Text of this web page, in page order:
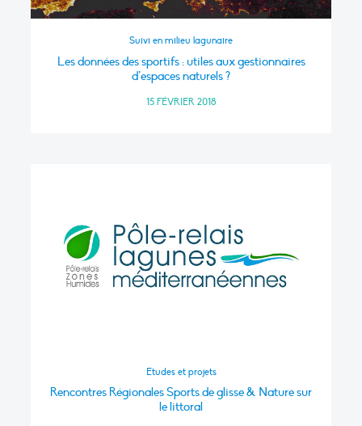
Suivi en milieu lagunaire
Les données des sportifs : utiles aux gestionnaires
d’espaces naturels ?
15 FÉVRIER 2018
Etudes et projets
Rencontres Régionales Sports de glisse & Nature sur
le littoral